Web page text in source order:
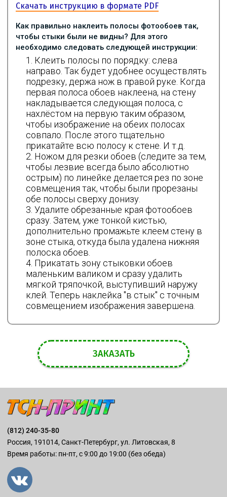
Скачать инструкцию в формате PDF
Как правильно наклеить полосы фотообоев так,
чтобы стыки были не видны? Для этого
необходимо следовать следующей инструкции:
Клеить полосы по порядку: слева
направо. Так будет удобнее осуществлять
подрезку, держа нож в правой руке. Когда
первая полоса обоев наклеена, на стену
накладывается следующая полоса, с
нахлёстом на первую таким образом,
чтобы изображение на обеих полосах
совпало. После этого тщательно
прикатайте всю полосу к стене. И т.д.
Ножом для резки обоев (следите за тем,
чтобы лезвие всегда было абсолютно
острым) по линейке делается рез по зоне
совмещения так, чтобы были прорезаны
обе полосы сверху донизу.
Удалите обрезанные края фотообоев
сразу. Затем, уже тонкой кистью,
дополнительно промажьте клеем стену в
зоне стыка, откуда была удалена нижняя
полоска обоев.
Прикатать зону стыковки обоев
маленьким валиком и сразу удалить
мягкой тряпочкой, выступивший наружу
клей. Теперь наклейка "в стык" с точным
совмещением изображения завершена.
ЗАКАЗАТЬ
(812) 240-35-80
Россия, 191014, Санкт-Петербург, ул. Литовская, 8
Время работы: пн-пт, с 9:00 до 19:00 (без обеда)